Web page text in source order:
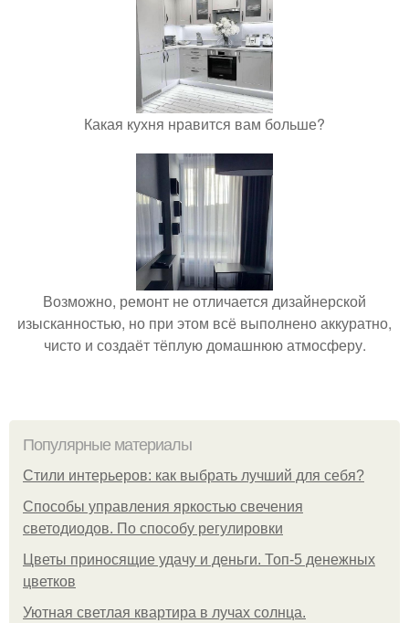
Какая кухня нравится вам больше?
Возможно, ремонт не отличается дизайнерской
изысканностью, но при этом всё выполнено аккуратно,
чисто и создаёт тёплую домашнюю атмосферу.
Популярные материалы
Стили интерьеров: как выбрать лучший для себя?
Способы управления яркостью свечения
светодиодов. По способу регулировки
Цветы приносящие удачу и деньги. Топ-5 денежных
цветков
Уютная светлая квартира в лучах солнца.